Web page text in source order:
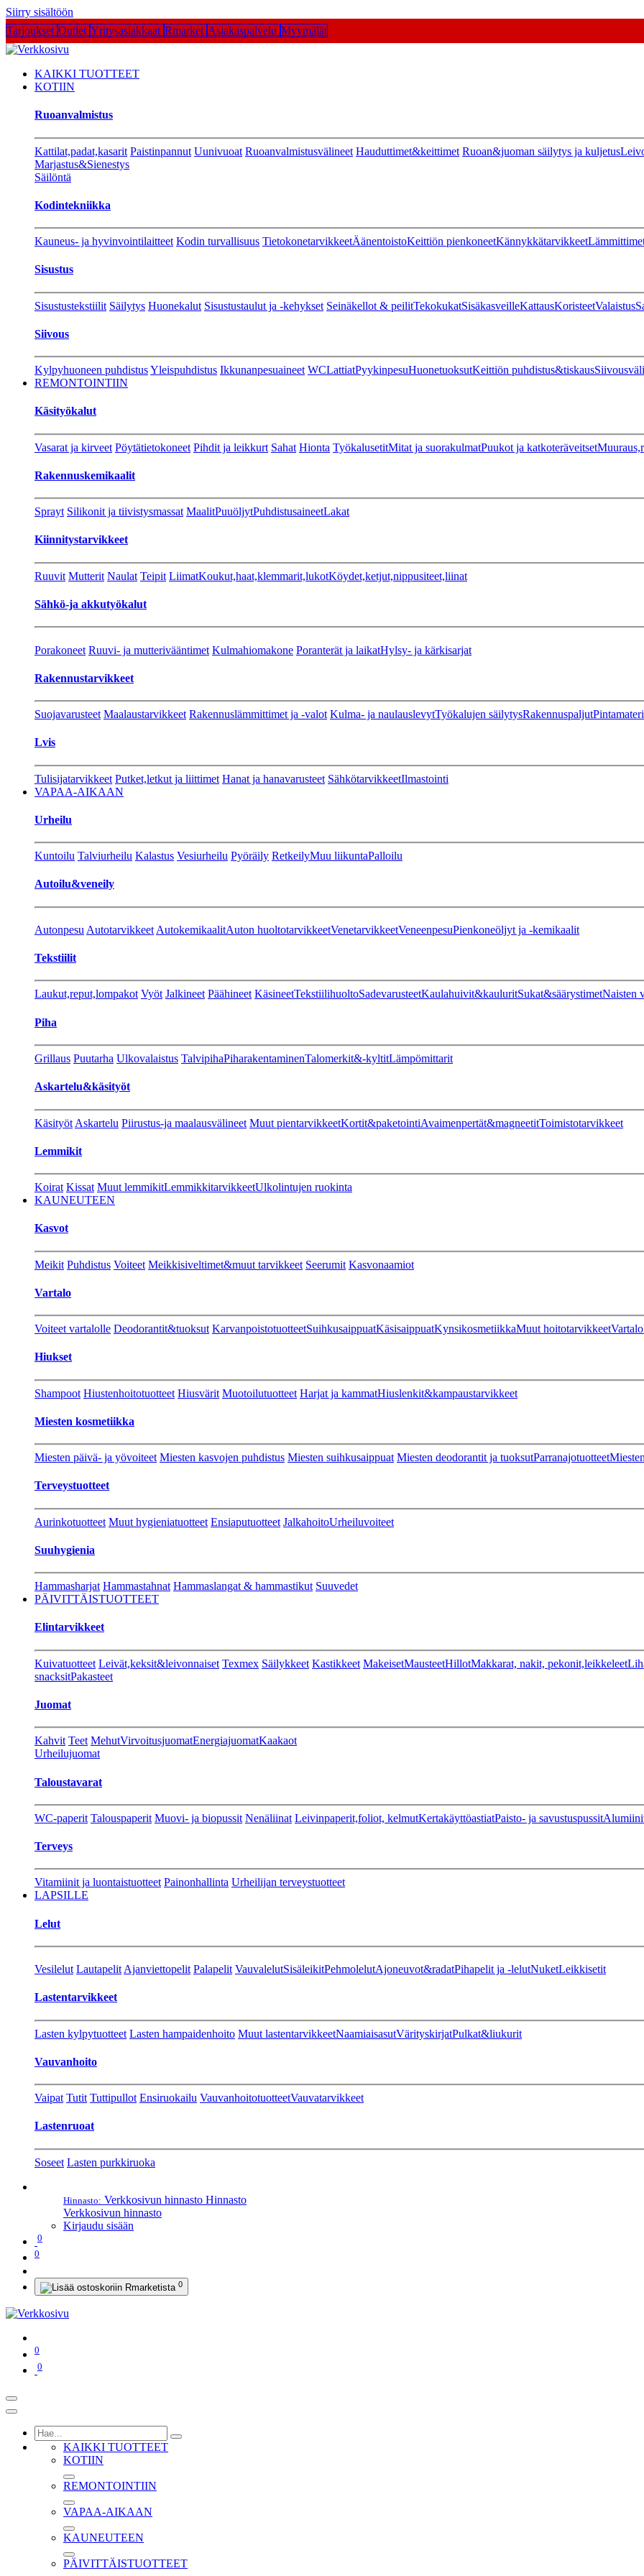
Siirry sisältöön
Tarjoukset Outlet Yritysasiakkaat Rmarket Asiakaspalvelu Myymälät
KAIKKI TUOTTEET
KOTIIN
Ruoanvalmistus
Kattilat,padat,kasarit Paistinpannut Uunivuoat Ruoanvalmistusvälineet Hauduttimet&keittimet Ruoan&juoman säilytys ja kuljetus
Marjastus&Sienestys
Säilöntä
Kodintekniikka
Kauneus- ja hyvinvointilaitteet Kodin turvallisuus TietokonetarvikkeetÄänentoistoKeittiön pienkoneetKännykkätarvikkeet
Sisustus
Sisustustekstiilit Säilytys Huonekalut Sisustustaulut ja -kehykset Seinäkellot & peilitTekokukatSisäkasveilleKattausKoristeetValaistus
Siivous
Kylpyhuoneen puhdistusYleispuhdistus Ikkunanpesuaineet WCLattiatPyykinpesuHuonetuoksutKeittiön puhdistus&tiskaus
REMONTOINTIIN
Käsityökalut
Vasarat ja kirveet Pöytätietokoneet Pihdit ja leikkurt Sahat Hionta TyökalusetitMitat ja suorakulmatPuukot ja katkoteräveitset
Rakennuskemikaalit
Sprayt Silikonit ja tiivistysmassat MaalitPuuöljytPuhdistusaineetLakat
Kiinnitystarvikkeet
Ruuvit Mutterit Naulat Teipit LiimatKoukut,haat,klemmarit,lukotKöydet,ketjut,nippusiteet,liinat
Sähkö-ja akkutyökalut
Porakoneet Ruuvi- ja mutterivääntimet Kulmahiomakone Poranterät ja laikatHylsy- ja kärkisarjat
Rakennustarvikkeet
Suojavarusteet Maalaustarvikkeet Rakennuslämmittimet ja -valot Kulma- ja naulauslevytTyökalujen säilytysRakennuspaljut
Lvis
Tulisijatarvikkeet Putket,letkut ja liittimet Hanat ja hanavarusteet SähkötarvikkeetIlmastointi
VAPAA-AIKAAN
Urheilu
Kuntoilu Talviurheilu Kalastus Vesiurheilu Pyöräily RetkeilyMuu liikuntaPalloilu
Autoilu&veneily
Autonpesu Autotarvikkeet AutokemikaalitAuton huoltotarvikkeetVenetarvikkeetVeneenpesuPienkoneöljyt ja -kemikaalit
Tekstiilit
Laukut,reput,lompakot Vyöt Jalkineet Päähineet KäsineetTekstiilihuoltoSadevarusteetKaulahuivit&kauluritSukat&säärystimetNaisten
Piha
Grillaus Puutarha Ulkovalaistus TalvipihaPiharakentaminenTalomerkit&-kyltitLämpömittarit
Askartelu&käsityöt
Käsityöt Askartelu Piirustus-ja maalausvälineet Muut pientarvikkeetKortit&paketointiAvaimenpertät&magneetitToimistotarvikkeet
Lemmikit
Koirat Kissat Muut lemmikitLemmikkitarvikkeetUlkolintujen ruokinta
KAUNEUTEEN
Kasvot
Meikit Puhdistus Voiteet Meikkisiveltimet&muut tarvikkeet Seerumit Kasvonaamiot
Vartalo
Voiteet vartalolle Deodorantit&tuoksut KarvanpoistotuotteetSuihkusaippuatKäsisaippuatKynsikosmetiikkaMuut hoitotarvikkeet
Hiukset
Shampoot Hiustenhoitotuotteet Hiusvärit Muotoilutuotteet Harjat ja kammatHiuslenkit&kampaustarvikkeet
Miesten kosmetiikka
Miesten päivä- ja yövoiteet Miesten kasvojen puhdistus Miesten suihkusaippuat Miesten deodorantit ja tuoksutParranajotuotteet
Terveystuotteet
Aurinkotuotteet Muut hygieniatuotteet Ensiaputuotteet JalkahoitoUrheiluvoiteet
Suuhygienia
Hammasharjat Hammastahnat Hammaslangat & hammastikut Suuvedet
PÄIVITTÄISTUOTTEET
Elintarvikkeet
Kuivatuotteet Leivät,keksit&leivonnaiset Texmex Säilykkeet Kastikkeet MakeisetMausteetHillotMakkarat, nakit, pekonit,leikkeleet
snacksitPakasteet
Juomat
Kahvit Teet MehutVirvoitusjuomatEnergiajuomatKaakaot
Urheilujuomat
Taloustavarat
WC-paperit Talouspaperit Muovi- ja biopussit Nenäliinat Leivinpaperit,foliot, kelmutKertakäyttöastiatPaisto- ja savustuspussit
Terveys
Vitamiinit ja luontaistuotteet Painonhallinta Urheilijan terveystuotteet
LAPSILLE
Lelut
Vesilelut Lautapelit Ajanviettopelit Palapelit VauvalelutSisäleikitPehmolelutAjoneuvot&radatPihapelit ja -lelutNuketLeikkisetit
Lastentarvikkeet
Lasten kylpytuotteet Lasten hampaidenhoito Muut lastentarvikkeetNaamiaisasutVärityskirjatPulkat&liukurit
Vauvanhoito
Vaipat Tutit Tuttipullot Ensiruokailu VauvanhoitotuotteetVauvatarvikkeet
Lastenruoat
Soseet Lasten purkkiruoka
Hinnasto: Verkkosivun hinnasto Hinnasto
Verkkosivun hinnasto
Kirjaudu sisään
0
0
0
0
0
KAIKKI TUOTTEET
KOTIIN
REMONTOINTIIN
VAPAA-AIKAAN
KAUNEUTEEN
PÄIVITTÄISTUOTTEET